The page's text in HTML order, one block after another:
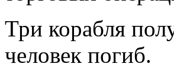
Три корабля
человек погиб.